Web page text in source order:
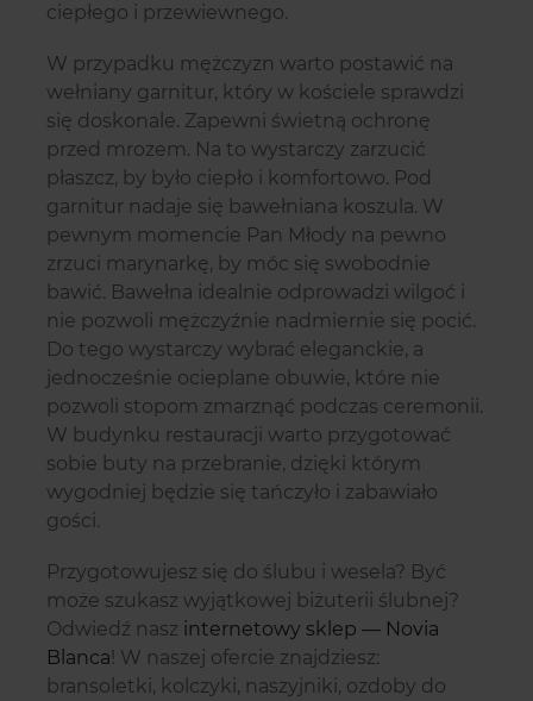
ciepłego i przewiewnego.
W przypadku mężczyzn warto postawić na
wełniany garnitur, który w kościele sprawdzi
się doskonale. Zapewni świetną ochronę
przed mrozem. Na to wystarczy zarzucić
płaszcz, by było ciepło i komfortowo. Pod
garnitur nadaje się bawełniana koszula. W
pewnym momencie Pan Młody na pewno
zrzuci marynarkę, by móc się swobodnie
bawić. Bawełna idealnie odprowadzi wilgoć i
nie pozwoli mężczyźnie nadmiernie się pocić.
Do tego wystarczy wybrać eleganckie, a
jednocześnie ocieplane obuwie, które nie
pozwoli stopom zmarznąć podczas ceremonii.
W budynku restauracji warto przygotować
sobie buty na przebranie, dzięki którym
wygodniej będzie się tańczyło i zabawiało
gości.
Przygotowujesz się do ślubu i wesela? Być
może szukasz wyjątkowej biżuterii ślubnej?
Odwiedź nasz internetowy sklep — Novia
Blanca! W naszej ofercie znajdziesz:
bransoletki, kolczyki, naszyjniki, ozdoby do